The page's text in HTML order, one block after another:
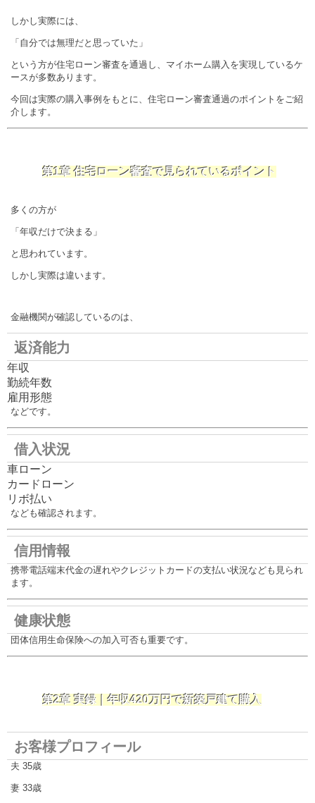
しかし実際には、
「自分では無理だと思っていた」
という方が住宅ローン審査を通過し、マイホーム購入を実現しているケ
ースが多数あります。
今回は実際の購入事例をもとに、住宅ローン審査通過のポイントをご紹
介します。
第1章 住宅ローン審査で見られているポイント
多くの方が
「年収だけで決まる」
と思われています。
しかし実際は違います。
金融機関が確認しているのは、
返済能力
年収
勤続年数
雇用形態
などです。
借入状況
車ローン
カードローン
リボ払い
なども確認されます。
信用情報
携帯電話端末代金の遅れやクレジットカードの支払い状況なども見られ
ます。
健康状態
団体信用生命保険への加入可否も重要です。
第2章 実録｜年収420万円で新築戸建て購入
お客様プロフィール
夫 35歳
妻 33歳